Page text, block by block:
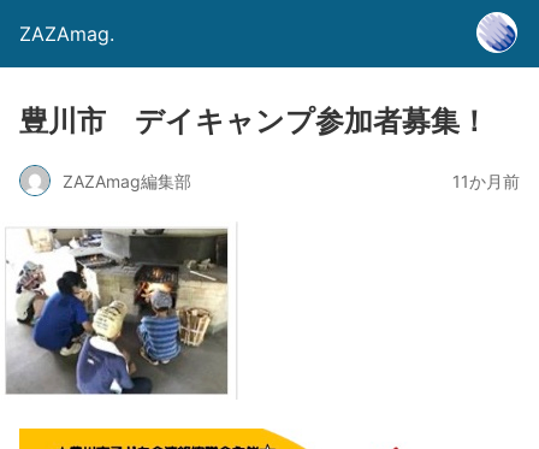
ZAZAmag.
豊川市 デイキャンプ参加者募集！
ZAZAmag編集部 11か月前